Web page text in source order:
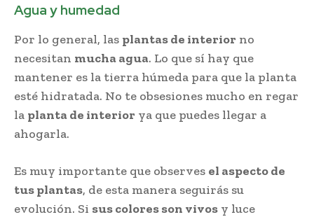
Agua y humedad
Por lo general, las plantas de interior no
necesitan mucha agua. Lo que sí hay que
mantener es la tierra húmeda para que la planta
esté hidratada. No te obsesiones mucho en regar
la planta de interior ya que puedes llegar a
ahogarla.
Es muy importante que observes el aspecto de
tus plantas, de esta manera seguirás su
evolución. Si sus colores son vivos y luce